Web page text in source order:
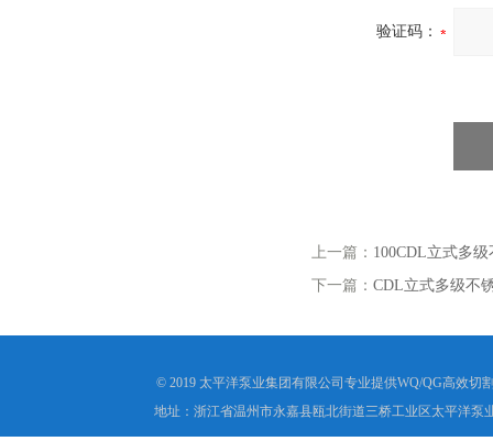
验证码：
上一篇： 100CDL立式多
下一篇： CDL立式多级不
© 2019 太平洋泵业集团有限公司专业提供WQ/QG高效
地址：浙江省温州市永嘉县瓯北街道三桥工业区太平洋泵